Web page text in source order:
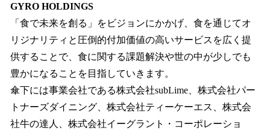
GYRO HOLDINGS
「食で未来を創る」をビジョンにかかげ、食を通じてオ
リジナリティと圧倒的付加価値の高いサービスを広く提
供することで、食に関する課題解決や世の中が少しでも
豊かになることを目指していきます。
傘下には事業会社である株式会社subLime、株式会社パー
トナーズダイニング、株式会社ティーケーエス、株式会
社牛の達人、株式会社イーグラント・コーポレーショ